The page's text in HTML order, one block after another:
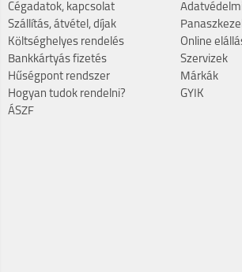
Cégadatok, kapcsolat
Szállítás, átvétel, díjak
Költséghelyes rendelés
Bankkártyás fizetés
Hűségpont rendszer
Hogyan tudok rendelni?
ÁSZF
Online
Szervizek
Márkák
GYIK